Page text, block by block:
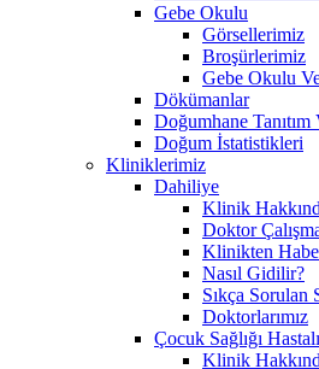
Gebe Okulu
Görsellerimiz
Broşürlerimiz
Gebe Okulu
Dökümanlar
Doğumhane Tanıtım
Doğum İstatistikleri
Kliniklerimiz
Dahiliye
Klinik
Doktor
Klinikten
Nasıl Gidilir?
Sıkça Sorulan
Doktorlarımız
Çocuk Sağlığı
Klinik